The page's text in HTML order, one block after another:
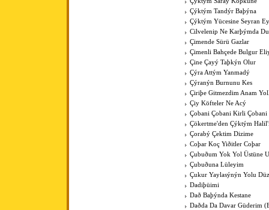
Çýktým Tandýr Baþýna
Çýktým Yücesine Seyran
Cilvelenip Ne Karþýmda
Çimende Sürü Gazlar
Çimenli Bahçede Bulgur
Çine Çayý Taþkýn Olur
Çýra Attým Yanmadý
Çýranýn Burnunu Kes
Çiriþe Gitmezdim Anam
Çiy Köfteler Ne Acý
Çobani Çobani Kirli Çobani
Çökertme'den Çýktým
Çorabý Çektim Dizime
Coþar Koç Yiðitler Coþar
Çubuðum Yok Yol Üstüne
Çubuðuna Lüleyim
Çukur Yaylasýnýn Yolu
Dadiþüimi
Dað Baþýnda Kestane
Daðda Da Davar Güderim